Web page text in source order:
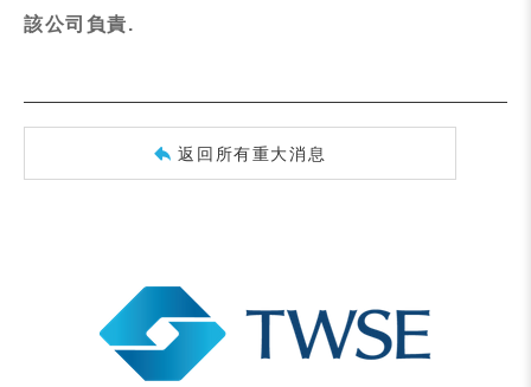
該公司負責.
返回所有重大消息